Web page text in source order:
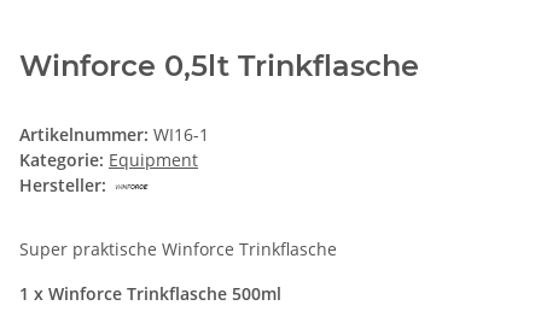
Winforce 0,5lt Trinkflasche
Artikelnummer: WI16-1
Kategorie: Equipment
Hersteller:
Super praktische Winforce Trinkflasche
1 x Winforce Trinkflasche 500ml